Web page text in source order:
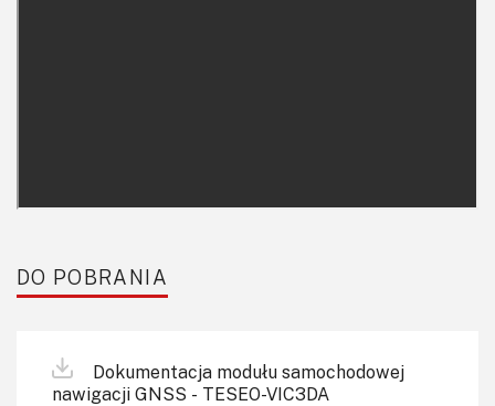
DO POBRANIA
Dokumentacja modułu samochodowej
nawigacji GNSS - TESEO-VIC3DA